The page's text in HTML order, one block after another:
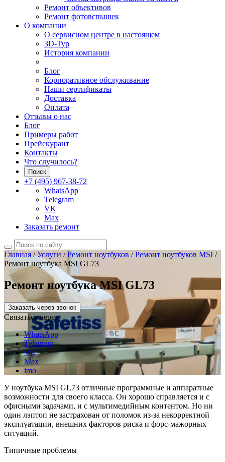
Ремонт объективов
Ремонт фотовспышек
О компании
О сервисном центре в настоящем
3D-Тур
История компании
Блог
Корпоративное обслуживание
Наши сертификаты
Доставка
Оплата
Отзывы о нас
Блог
Примеры работ
Прейскурант
Контакты
Что случилось?
Поиск
+7 (495) 967-38-72
WhatsApp
Telegram
VK
Max
Заказать ремонт
Главная/Услуги /Ремонт ноутбуков /Ремонт ноутбуков MSI /
Ремонт ноутбука MSI GL73
Ремонт ноутбука MSI GL73
Заказать через звонок
Связаться через
WhatsApp
Telegram
VK
Max
imo
У ноутбука MSI GL73 отличные программные и аппаратные
возможности для своего класса. Он хорошо справляется и с
офисными задачами, и с мультимедийным контентом. Но ни
один лэптоп не застрахован от поломок из-за некорректной
эксплуатации, внешних факторов риска и форс-мажорных
ситуаций.
Типичные проблемы